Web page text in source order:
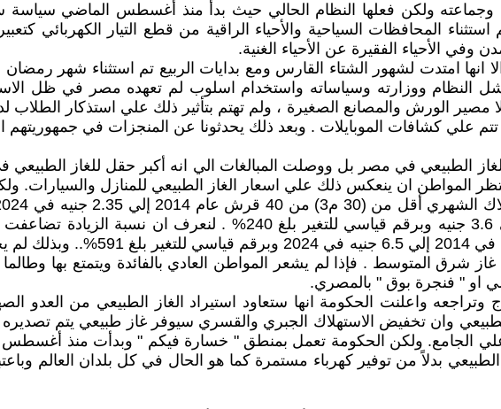
وجماعته ولكن فعلها النظام الحالي حيث بدأ منذ أغسطس الماضي
المحافظات السياحية والأحياء الراقية من قطع التيار الكهربائي
الأحياء الفقيرة عن الأحياء الغنية.
انها امتدت لشهور الشتاء القارس ومع بدايات الربيع تم استثناء شهر
ووزارته وسياساته واستخدام اسلوب لم تعهده مصر في ظل
مصير الورش والمصانع الصغيرة ، ولم تهتم بتأثير ذلك علي استذكار الطلاب
علي كشافات الموبايلات . وبعد ذلك يحدثونا عن المنجزات في جمهوريتهم
حقل للغاز الطبيعي في مصر بل ووصلت المبالغات الي انه أكبر حقل للغاز
المواطن ان ينعكس ذلك علي اسعار الغاز الطبيعي للمنازل
588% وللشريحة العليا أكثر من 50 م3 شهرياً من 1.5 جنيه الي 3.6 جنيه وبرقم قياسي
الحكومة. أما غاز السيارات فقد ارتفع من 1.1
شرق المتوسط . فإذا لم يشعر المواطن العادي بالفائدة ويتمتع بها
او " فنجرة بوق " بالمصري.
انتاج حقل ظهر منذ 2022 ثم توقف الانتاج وتراجعه واعلنت الحكومة انها ستعاود استيراد الغاز الطبيعي
الطبيعي بدلاً من توفير كهرباء مستمرة كما هو الحال في كل بلدان العالم